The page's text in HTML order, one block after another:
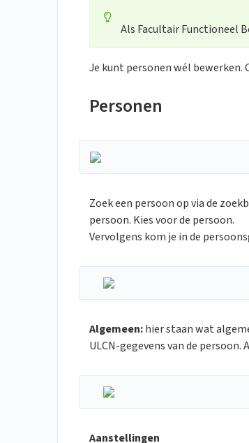
Als Facultair Functioneel
Je kunt personen wél bewerken.
Personen
Zoek een persoon op via de
persoon. Kies voor de persoon.
Vervolgens kom je in de
Algemeen:hier staan wat
ULCN-gegevens van de
Aanstellingen